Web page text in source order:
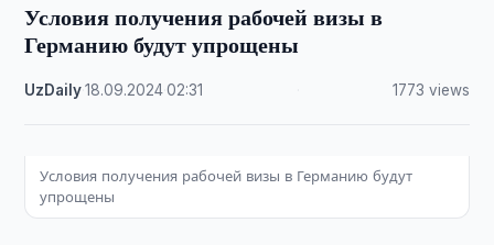
Условия получения рабочей визы в
Германию будут упрощены
UzDaily·18.09.2024·02:31 1773 views
Условия получения рабочей визы в Германию будут
упрощены